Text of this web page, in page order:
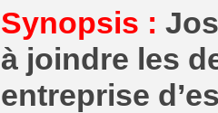
Synopsis :
à joindre les
entreprise